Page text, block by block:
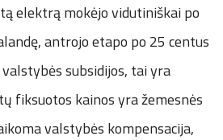
elektrą mokėjo vidutiniškai po
antrojo etapo po 25 centus
subsidijos, tai yra
fiksuotos kainos yra žemesnės
valstybės kompensacija,